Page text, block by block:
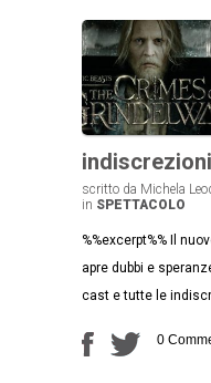
indiscrezioni
scritto da Michela
in SPETTACOLO
%%excerpt%% Il
apre dubbi e
cast e tutte le
0